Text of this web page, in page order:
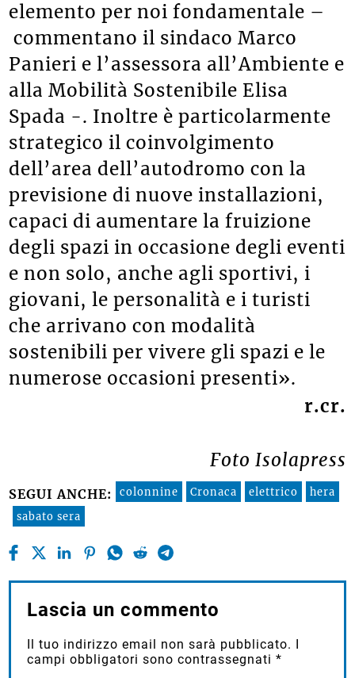
elemento per noi fondamentale –
commentano il sindaco Marco
Panieri e l’assessora all’Ambiente e
alla Mobilità Sostenibile Elisa
Spada -. Inoltre è particolarmente
strategico il coinvolgimento
dell’area dell’autodromo con la
previsione di nuove installazioni,
capaci di aumentare la fruizione
degli spazi in occasione degli eventi
e non solo, anche agli sportivi, i
giovani, le personalità e i turisti
che arrivano con modalità
sostenibili per vivere gli spazi e le
numerose occasioni presenti».
r.cr.
Foto Isolapress
SEGUI ANCHE: colonnine Cronaca elettrico
hera
sabato sera
Lascia un commento
Il tuo indirizzo email non sarà pubblicato. I
campi obbligatori sono contrassegnati*